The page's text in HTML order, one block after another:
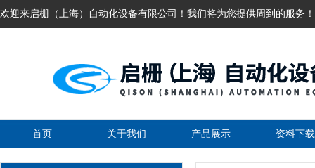
欢迎来启栅（上海）自动化设备有限公司！我们将为您提供周到的服务！
首页 关于我们 产品展示 资料下载